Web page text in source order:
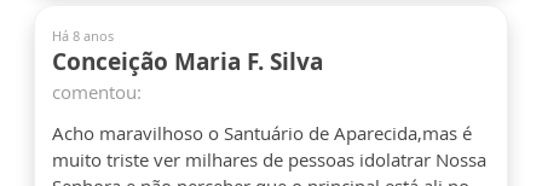
Há 8 anos
Conceição Maria F. Silva
comentou:
Acho maravilhoso o Santuário de Aparecida,mas é
muito triste ver milhares de pessoas idolatrar Nossa